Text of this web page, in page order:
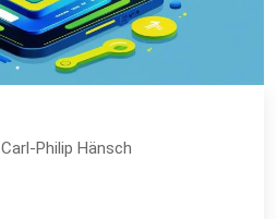
Carl-Philip Hänsch